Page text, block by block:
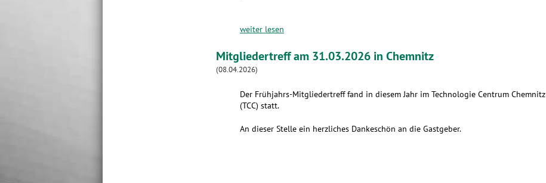
weiter lesen
Mitgliedertreff am 31.03.2026 in Chemnitz
(08.04.2026)
Der Frühjahrs-Mitgliedertreff fand in diesem Jahr im Technologie Centrum Chemnitz
(TCC) statt.
An dieser Stelle ein herzliches Dankeschön an die Gastgeber.